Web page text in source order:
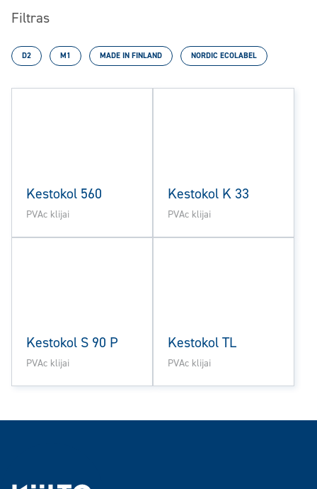
Filtras
D2 M1 MADE IN FINLAND NORDIC ECOLABEL
Kestokol 560
PVAc klijai
Kestokol K 33
PVAc klijai
Kestokol S 90 P
PVAc klijai
Kestokol TL
PVAc klijai